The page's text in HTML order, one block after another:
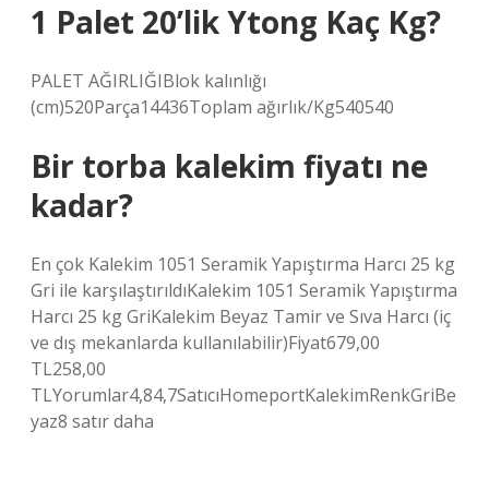
1 Palet 20’lik Ytong Kaç Kg?
PALET AĞIRLIĞIBlok kalınlığı
(cm)520Parça14436Toplam ağırlık/Kg540540
Bir torba kalekim fiyatı ne
kadar?
En çok Kalekim 1051 Seramik Yapıştırma Harcı 25 kg
Gri ile karşılaştırıldıKalekim 1051 Seramik Yapıştırma
Harcı 25 kg GriKalekim Beyaz Tamir ve Sıva Harcı (iç
ve dış mekanlarda kullanılabilir)Fiyat679,00
TL258,00
TLYorumlar4,84,7SatıcıHomeportKalekimRenkGriBe
yaz8 satır daha